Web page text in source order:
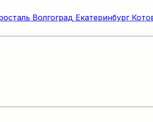
Волгоград Екатеринбург